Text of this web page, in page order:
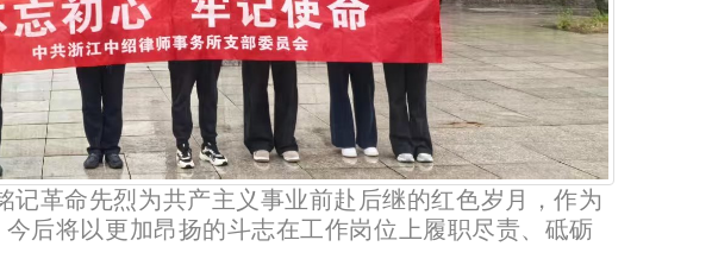
记革命先烈为共产主义事业前赴后继的红色岁月，作为
今后将以更加昂扬的斗志在工作岗位上履职尽责、砥砺